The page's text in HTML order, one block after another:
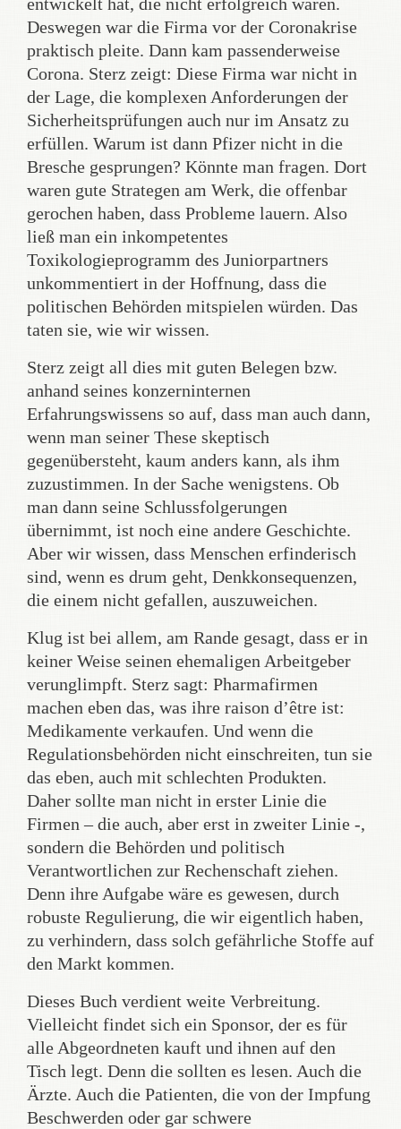
Deswegen war die Firma vor der Coronakrise
praktisch pleite. Dann kam passenderweise
Corona. Sterz zeigt: Diese Firma war nicht in
der Lage, die komplexen Anforderungen der
Sicherheitsprüfungen auch nur im Ansatz zu
erfüllen. Warum ist dann Pfizer nicht in die
Bresche gesprungen? Könnte man fragen. Dort
waren gute Strategen am Werk, die offenbar
gerochen haben, dass Probleme lauern. Also
ließ man ein inkompetentes
Toxikologieprogramm des Juniorpartners
unkommentiert in der Hoffnung, dass die
politischen Behörden mitspielen würden. Das
taten sie, wie wir wissen.
Sterz zeigt all dies mit guten Belegen bzw.
anhand seines konzerninternen
Erfahrungswissens so auf, dass man auch dann,
wenn man seiner These skeptisch
gegenübersteht, kaum anders kann, als ihm
zuzustimmen. In der Sache wenigstens. Ob
man dann seine Schlussfolgerungen
übernimmt, ist noch eine andere Geschichte.
Aber wir wissen, dass Menschen erfinderisch
sind, wenn es drum geht, Denkkonsequenzen,
die einem nicht gefallen, auszuweichen.
Klug ist bei allem, am Rande gesagt, dass er in
keiner Weise seinen ehemaligen Arbeitgeber
verunglimpft. Sterz sagt: Pharmafirmen
machen eben das, was ihre raison d’être ist:
Medikamente verkaufen. Und wenn die
Regulationsbehörden nicht einschreiten, tun sie
das eben, auch mit schlechten Produkten.
Daher sollte man nicht in erster Linie die
Firmen – die auch, aber erst in zweiter Linie -,
sondern die Behörden und politisch
Verantwortlichen zur Rechenschaft ziehen.
Denn ihre Aufgabe wäre es gewesen, durch
robuste Regulierung, die wir eigentlich haben,
zu verhindern, dass solch gefährliche Stoffe auf
den Markt kommen.
Dieses Buch verdient weite Verbreitung.
Vielleicht findet sich ein Sponsor, der es für
alle Abgeordneten kauft und ihnen auf den
Tisch legt. Denn die sollten es lesen. Auch die
Ärzte. Auch die Patienten, die von der Impfung
Beschwerden oder gar schwere